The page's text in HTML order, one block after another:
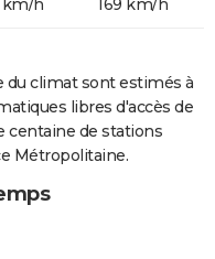
km/h 169 km/h
du climat sont estimés à
libres d'accès de
centaine de stations
Métropolitaine.